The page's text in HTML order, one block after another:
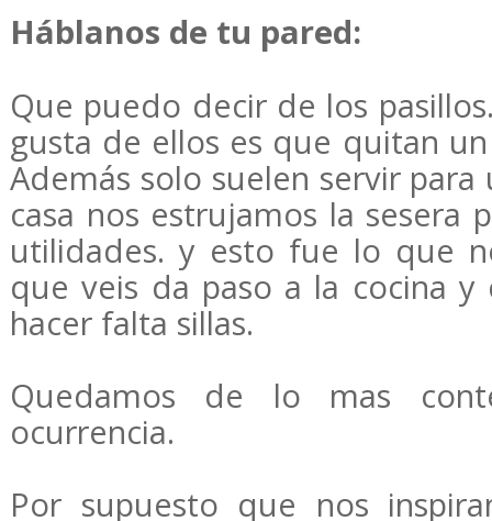
Háblanos de tu pared:
Que puedo decir de los
gusta de ellos es que quitan
Además solo suelen servir para
casa nos estrujamos la sesera
utilidades. y esto fue lo que
que veis da paso a la cocina
hacer falta sillas.
Quedamos de lo mas
ocurrencia.
Por supuesto que nos